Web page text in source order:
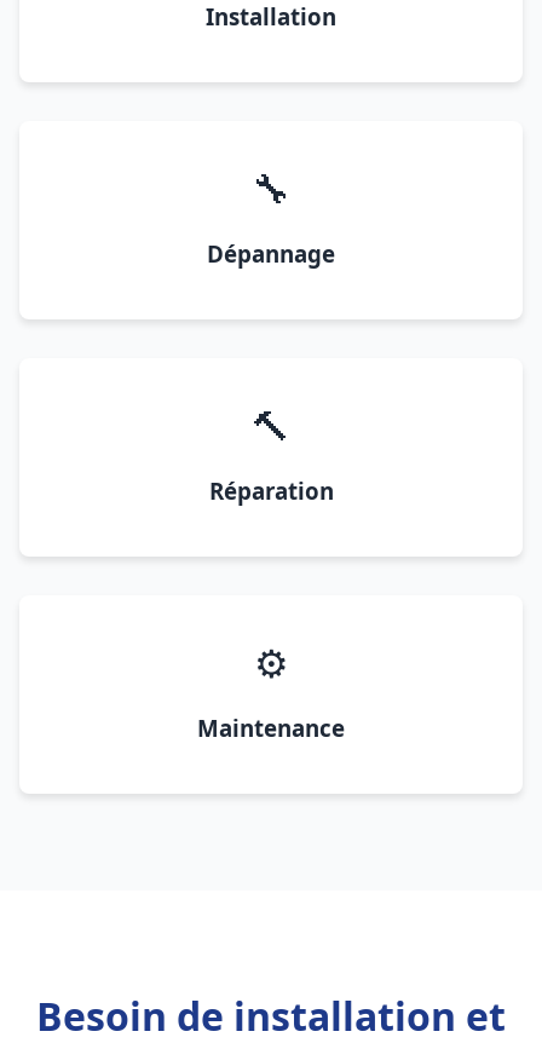
Installation
🔧
Dépannage
🔨
Réparation
⚙️
Maintenance
Besoin de installation et